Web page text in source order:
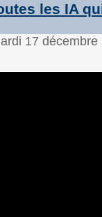
les IA
17